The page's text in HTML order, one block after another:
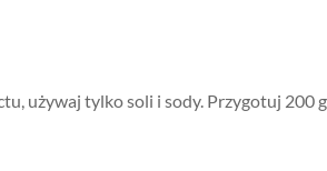
używaj tylko soli i sody. Przygotuj 200